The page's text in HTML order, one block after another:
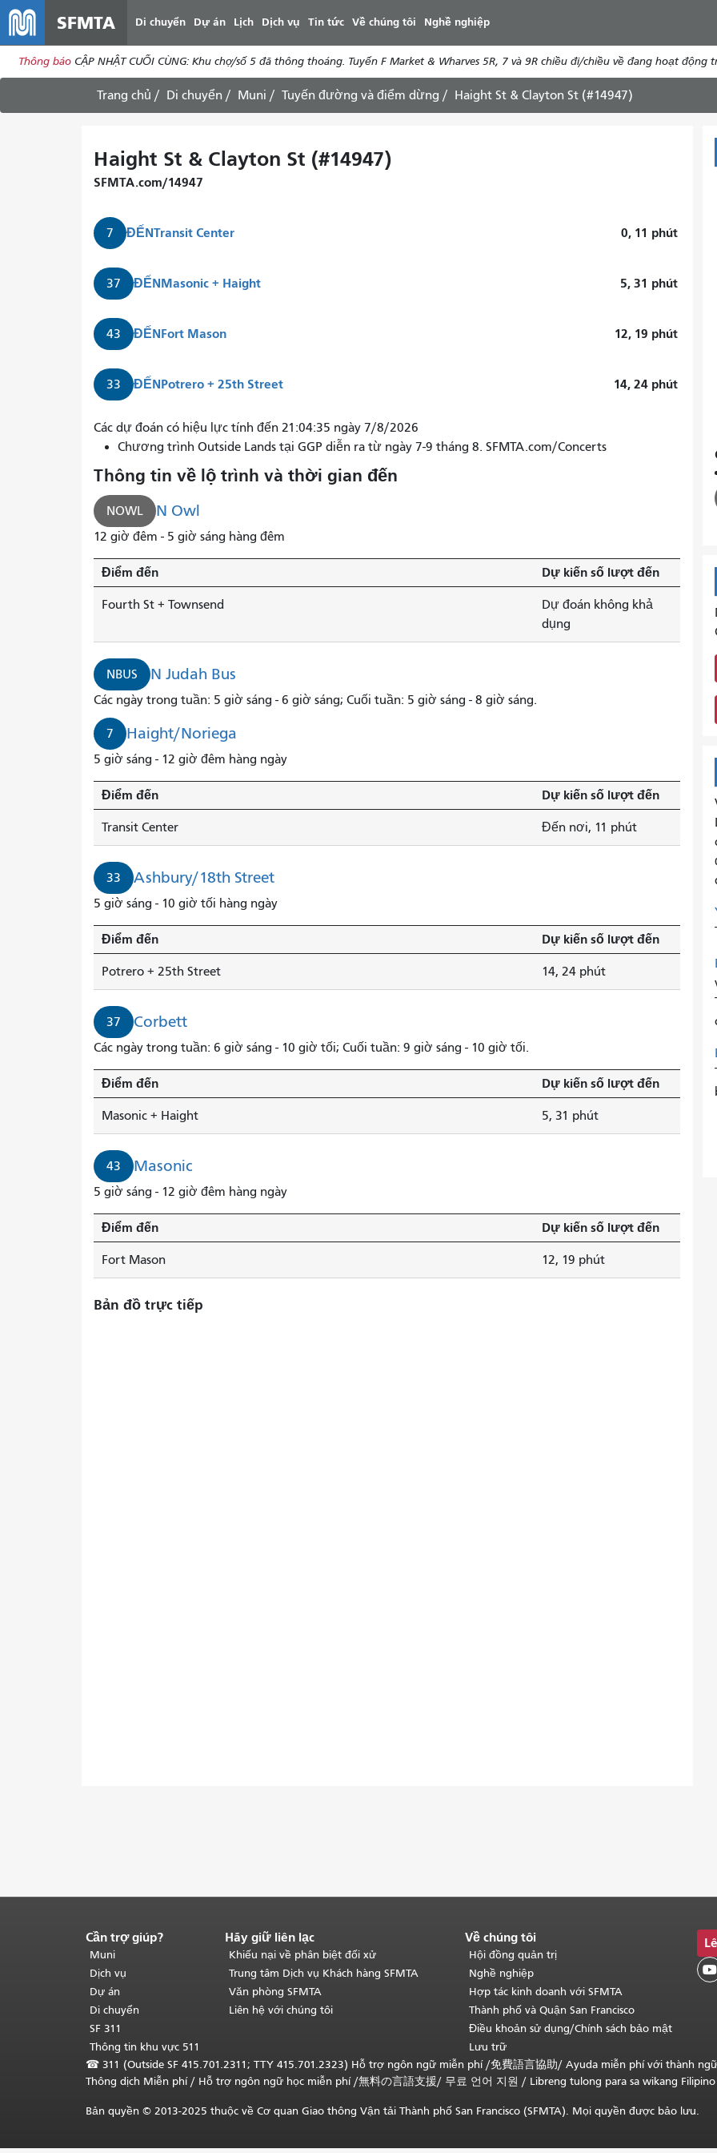
dung
SFMTA Di chuyển Dự án Lịch Dịch vụ Tin tức Về chúng tôi Nghề nghiệp
Thông báo CẬP NHẬT CUỐI CÙNG: Khu chợ/số 5 đã thông thoáng. Tuyến F Market & Wharves 5R, 7 và 9R chiều đi/chiều về đang hoạt động
Trang chủ Di chuyển Muni Tuyến đường và điểm dừng Haight St & Clayton St (#14947)
Haight St & Clayton St (#14947)
SFMTA.com/14947
7 ĐẾNTransit Center 0, 11 phút
37 ĐẾNMasonic + Haight 5, 31 phút
43 ĐẾNFort Mason 12, 19 phút
33 ĐẾNPotrero + 25th Street 14, 24 phút
Tuyến
xe
buýt
số
7
từ
Haight/Noriega
đến
Trung
tâm
chuyển
sắp
đến.
Các dự đoán có hiệu lực tính đến 21:04:35 ngày 7/8/2026
Chương trình Outside Lands tại GGP diễn ra từ ngày 7-9 tháng 8. SFMTA.com/Concerts
Thông tin về lộ trình và thời gian đến
NOWL N Owl
12 giờ đêm - 5 giờ sáng hàng đêm
Điểm đến Dự kiến ​​số lượt đến
Fourth St + Townsend
Dự đoán không khả
dụng
NBUS N Judah Bus
Các ngày trong tuần: 5 giờ sáng - 6 giờ sáng; Cuối tuần: 5 giờ sáng - 8 giờ sáng.
7 Haight/Noriega
5 giờ sáng - 12 giờ đêm hàng ngày
Điểm đến Dự kiến ​​số lượt đến
Transit Center Đến nơi, 11 phút
33 Ashbury/18th Street
5 giờ sáng - 10 giờ tối hàng ngày
Điểm đến Dự kiến ​​số lượt đến
Potrero + 25th Street 14, 24 phút
37 Corbett
Các ngày trong tuần: 6 giờ sáng - 10 giờ tối; Cuối tuần: 9 giờ sáng - 10 giờ tối.
Điểm đến Dự kiến ​​số lượt đến
Masonic + Haight 5, 31 phút
43 Masonic
5 giờ sáng - 12 giờ đêm hàng ngày
Điểm đến Dự kiến ​​số lượt đến
Fort Mason 12, 19 phút
Bản đồ trực tiếp
Kết
thúc
nội
dung
trang.Phần
còn
trang
này
được
Cần trợ giúp?
Muni
Dịch vụ
Dự án
Di chuyển
SF 311
Thông tin khu vực 511
Hãy giữ liên lạc
Khiếu nại về phân biệt đối xử
Trung tâm Dịch vụ Khách hàng SFMTA
Văn phòng SFMTA
Liên hệ với chúng tôi
Về chúng tôi
Hội đồng quản trị
Nghề nghiệp
Hợp tác kinh doanh với SFMTA
Thành phố và Quận San Francisco
Điều khoản sử dụng/Chính sách bảo mật
Lưu trữ

☎ 311 (Outside SF 415.701.2311; TTY 415.701.2323) Hỗ trợ ngôn ngữ miễn phí /免費語言協助/ Ayuda miễn phí với thành ngữ
Thông dịch Miễn phí/ Hỗ trợ ngôn ngữ học miễn phí/無料の言語支援/ 무료 언어 지원 / Libreng tulong para sa wikang Filipino
Bản quyền © 2013-2025 thuộc về Cơ quan Giao thông Vận tải Thành phố San Francisco (SFMTA). Mọi quyền được bảo lưu.